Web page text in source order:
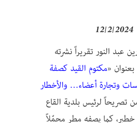
12/2/2024
عبد النور تقريراً نشرته
«مكتوم القيد كصفة
وتجارة أعضاء… والأخطار
تصريحاً لرئيس بلدية القاع
خطير، كما يصفه مطر محمّلاً